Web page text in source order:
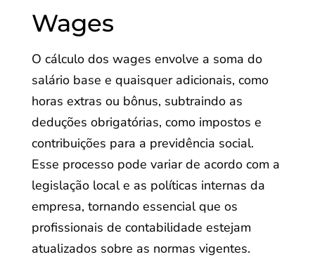
Wages
O cálculo dos wages envolve a soma do
salário base e quaisquer adicionais, como
horas extras ou bônus, subtraindo as
deduções obrigatórias, como impostos e
contribuições para a previdência social.
Esse processo pode variar de acordo com a
legislação local e as políticas internas da
empresa, tornando essencial que os
profissionais de contabilidade estejam
atualizados sobre as normas vigentes.